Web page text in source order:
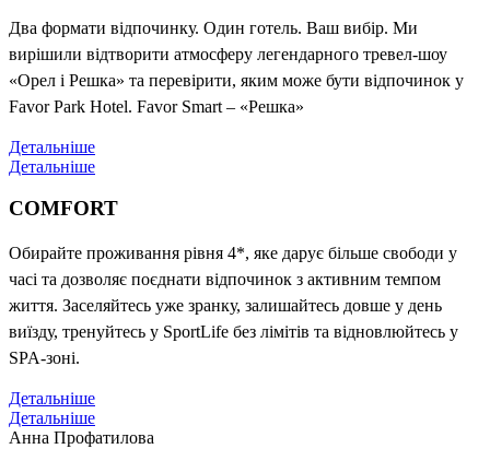
Два формати відпочинку. Один готель. Ваш вибір. Ми
вирішили відтворити атмосферу легендарного тревел-шоу
«Орел і Решка» та перевірити, яким може бути відпочинок у
Favor Park Hotel. Favor Smart – «Решка»
Детальніше
Детальніше
COMFORT
Обирайте проживання рівня 4*, яке дарує більше свободи у
часі та дозволяє поєднати відпочинок з активним темпом
життя. Заселяйтесь уже зранку, залишайтесь довше у день
виїзду, тренуйтесь у SportLife без лімітів та відновлюйтесь у
SPA-зоні.
Детальніше
Детальніше
Анна Профатилова